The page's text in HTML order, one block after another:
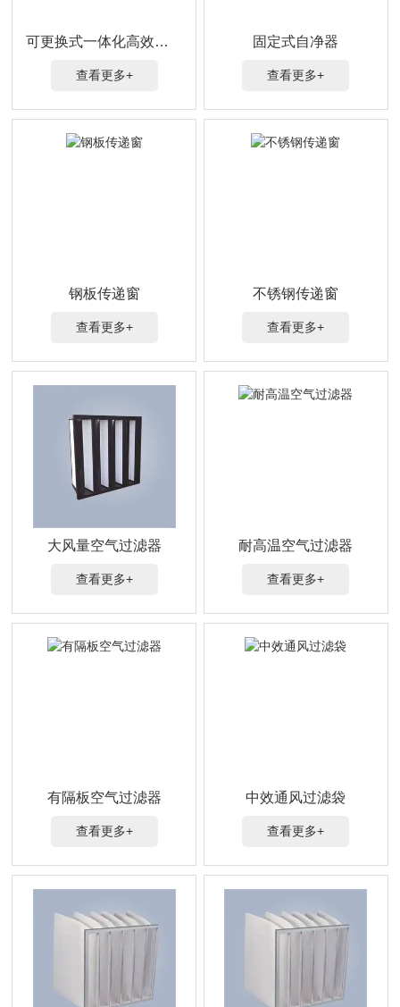
可更换式一体化高效送风口
查看更多+
固定式自净器
查看更多+
钢板传递窗
查看更多+
不锈钢传递窗
查看更多+
大风量空气过滤器
查看更多+
耐高温空气过滤器
查看更多+
有隔板空气过滤器
查看更多+
中效通风过滤袋
查看更多+